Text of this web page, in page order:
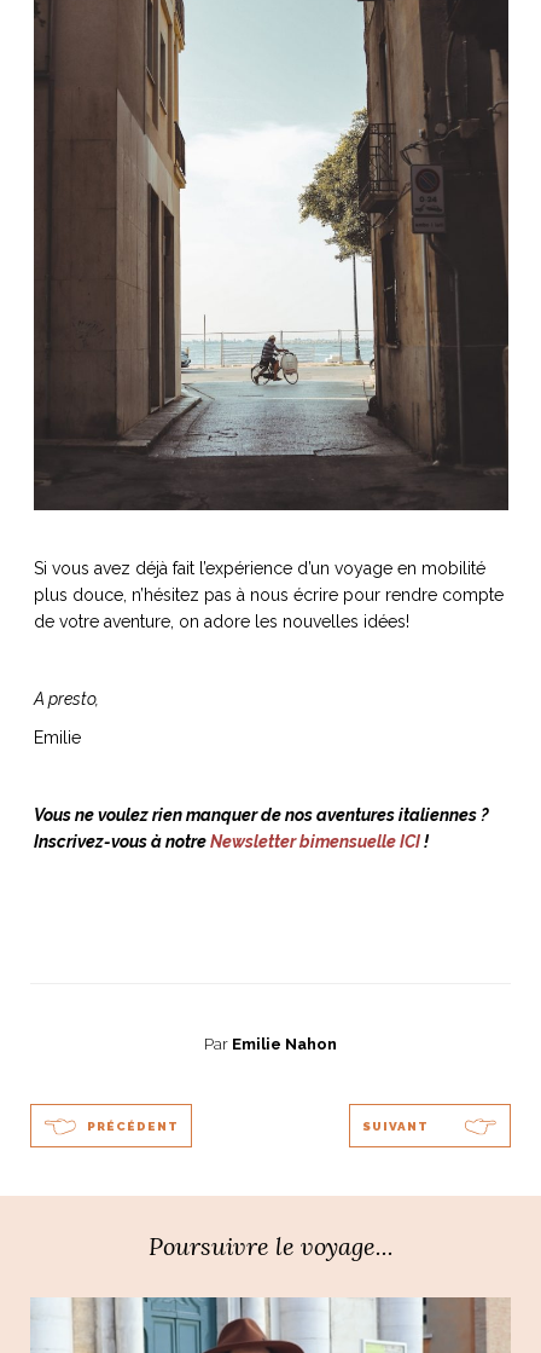
Si vous avez déjà fait l’expérience d’un voyage en mobilité
plus douce, n’hésitez pas à nous écrire pour rendre compte
de votre aventure, on adore les nouvelles idées!
A presto,
Emilie
Vous ne voulez rien manquer de nos aventures italiennes ?
Inscrivez-vous à notreNewsletter bimensuelle ICI!
Par Emilie Nahon
PRÉCÉDENT SUIVANT
Poursuivre le voyage...